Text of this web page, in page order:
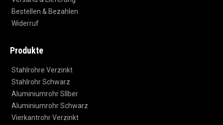
Bestellen & Bezahlen
Widerruf
Produkte
Stahlrohre Verzinkt
Stahlrohr Schwarz
Aluminiumrohr SIlber
Aluminiumrohr Schwarz
Vierkantrohr Verzinkt